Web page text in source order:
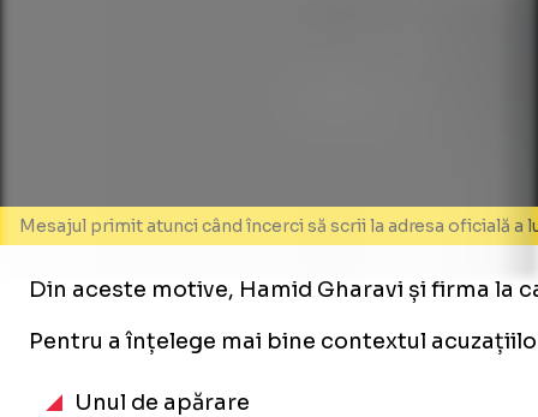
Mesajul primit atunci când încerci să scrii la adresa oficială a
Din aceste motive, Hamid Gharavi și firma la
Pentru a înțelege mai bine contextul
Unul de apărare